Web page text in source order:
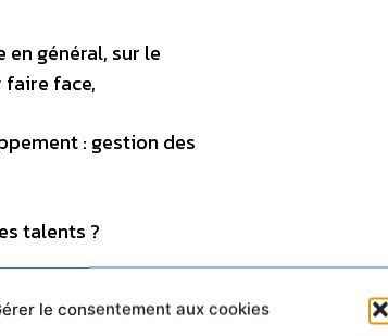
le consentement aux cookies
général, sur le
face,
: gestion des
talents ?
le monde : des